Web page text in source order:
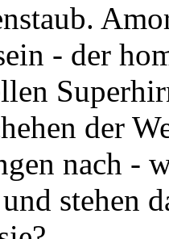
- der
der
nach -
stehen